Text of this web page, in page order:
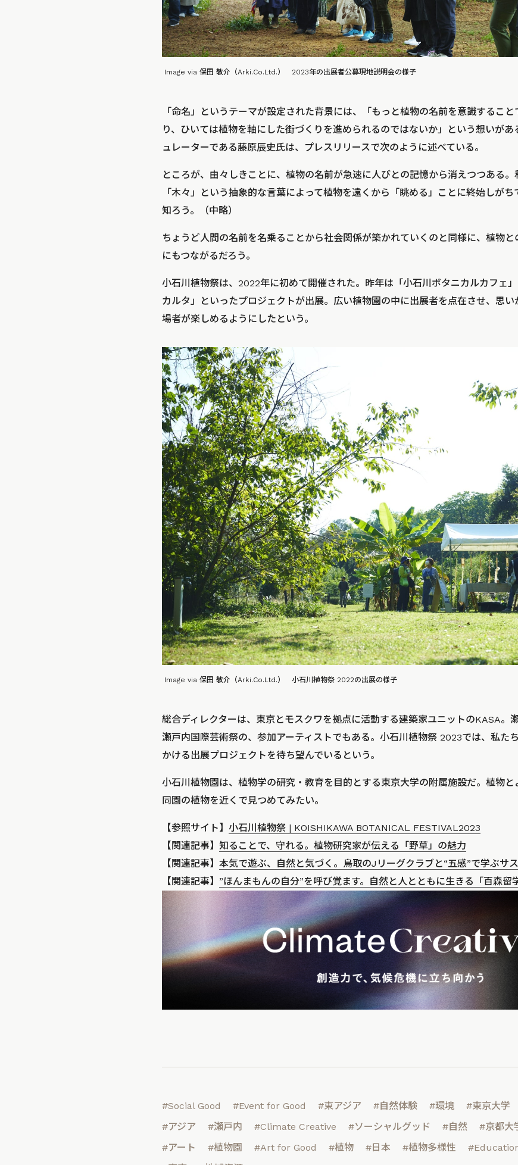
Image via 保田 敬介（Arki.Co.Ltd.） 2023年の出展者公募現地説明会の様子
「命名」というテーマが設定された背景には、「もっと植物の名前を意識するこ
り、ひいては植物を軸にした街づくりを進められるのではないか」という想いが
ュレーターである藤原辰史氏は、プレスリリースで次のように述べている。
ところが、由々しきことに、植物の名前が急速に人びとの記憶から消えつつある
「木々」という抽象的な言葉によって植物を遠くから「眺める」ことに終始しが
知ろう。（中略）
ちょうど人間の名前を名乗ることから社会関係が築かれていくのと同様に、植物
にもつながるだろう。
小石川植物祭は、2022年に初めて開催された。昨年は「小石川ボタニカルカフェ
カルタ」といったプロジェクトが出展。広い植物園の中に出展者を点在させ、思
場者が楽しめるようにしたという。
Image via 保田 敬介（Arki.Co.Ltd.） 小石川植物祭 2022の出展の様子
総合ディレクターは、東京とモスクワを拠点に活動する建築家ユニットのKASA。
瀬戸内国際芸術祭の、参加アーティストでもある。小石川植物祭 2023では、私た
かける出展プロジェクトを待ち望んでいるという。
小石川植物園は、植物学の研究・教育を目的とする東京大学の附属施設だ。植物と
同園の植物を近くで見つめてみたい。
【参照サイト】 小石川植物祭 | KOISHIKAWA BOTANICAL FESTIVAL2023
【関連記事】 知ることで、守れる。植物研究家が伝える「野草」の魅力
【関連記事】 本気で遊ぶ、自然と気づく。鳥取のJリーグクラブと“五感”で学ぶサ
【関連記事】 ”ほんまもんの自分”を呼び覚ます。自然と人とともに生きる「百森留
#Social Good #Event for Good #東アジア #自然体験 #環境 #東京大学
#アジア
#瀬戸内 #Climate Creative #ソーシャルグッド #自然 #京都大
#アート
#植物園 #Art for Good #植物 #日本 #植物多様性